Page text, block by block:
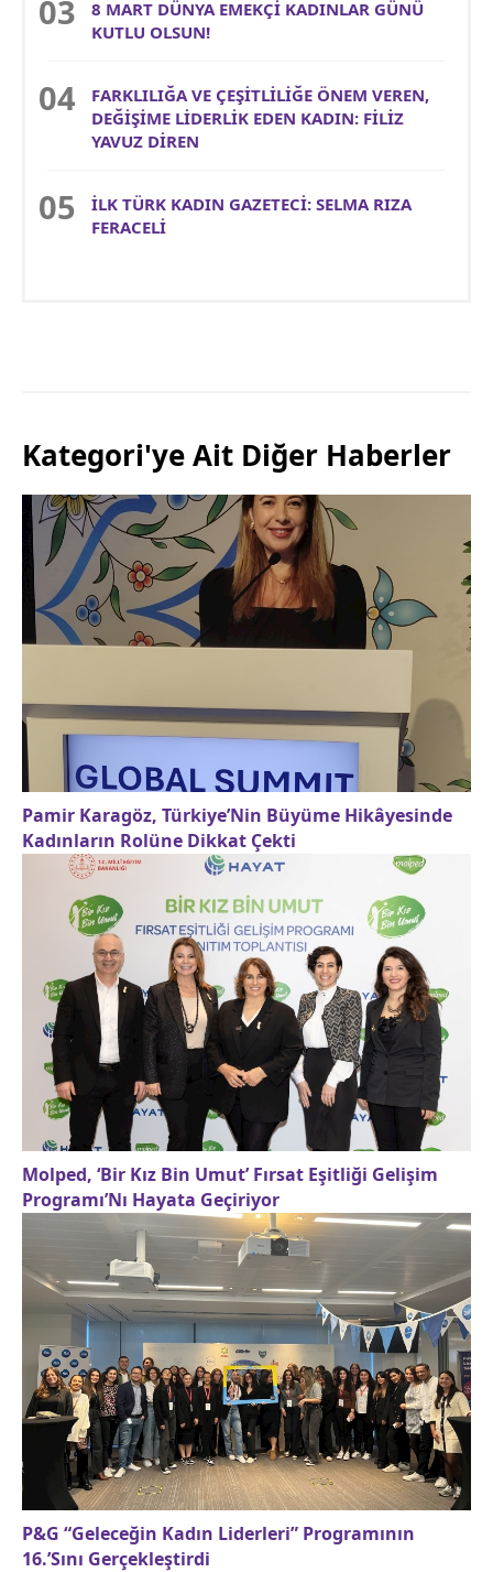
8 MART DÜNYA EMEKÇİ KADINLAR GÜNÜ
KUTLU OLSUN!
FARKLILIĞA VE ÇEŞİTLİLİĞE ÖNEM VEREN,
DEĞİŞİME LİDERLİK EDEN KADIN: FİLİZ
YAVUZ DİREN
İLK TÜRK KADIN GAZETECİ: SELMA RIZA
FERACELİ
Kategori'ye Ait Diğer Haberler
Pamir Karagöz, Türkiye’Nin Büyüme Hikâyesinde
Kadınların Rolüne Dikkat Çekti
Molped, ‘Bir Kız Bin Umut’ Fırsat Eşitliği Gelişim
Programı’Nı Hayata Geçiriyor
P&G “Geleceğin Kadın Liderleri” Programının
16.’Sını Gerçekleştirdi